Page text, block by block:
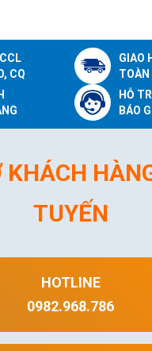
CQ
GIAO
HỖ
BÁO
KHÁCH
TUYẾN
HOTLINE
0982.968.786